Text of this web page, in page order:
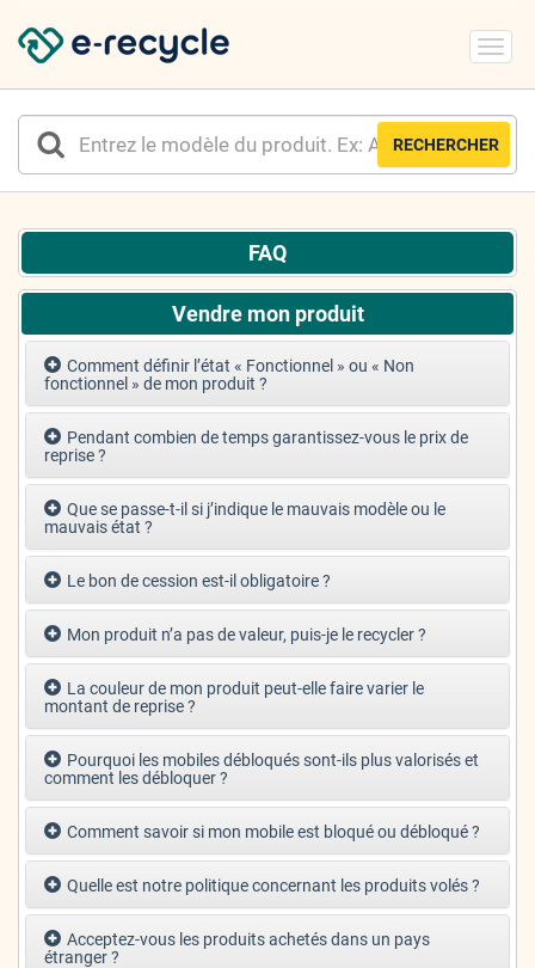
RECHERCHER
FAQ
Vendre mon produit
Comment définir l’état « Fonctionnel » ou « Non
fonctionnel » de mon produit ?
Pendant combien de temps garantissez-vous le prix de
reprise ?
Que se passe-t-il si j’indique le mauvais modèle ou le
mauvais état ?
Le bon de cession est-il obligatoire ?
Mon produit n’a pas de valeur, puis-je le recycler ?
La couleur de mon produit peut-elle faire varier le
montant de reprise ?
Pourquoi les mobiles débloqués sont-ils plus valorisés et
comment les débloquer ?
Comment savoir si mon mobile est bloqué ou débloqué ?
Quelle est notre politique concernant les produits volés ?
Acceptez-vous les produits achetés dans un pays
étranger ?